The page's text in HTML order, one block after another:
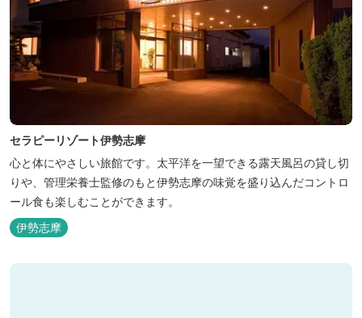
セラピーリゾート伊勢志摩
心と体にやさしい旅館です。太平洋を一望できる露天風呂の貸し切
りや、管理栄養士監修のもと伊勢志摩の味覚を盛り込んだコントロ
ール食も楽しむことができます。
伊勢志摩